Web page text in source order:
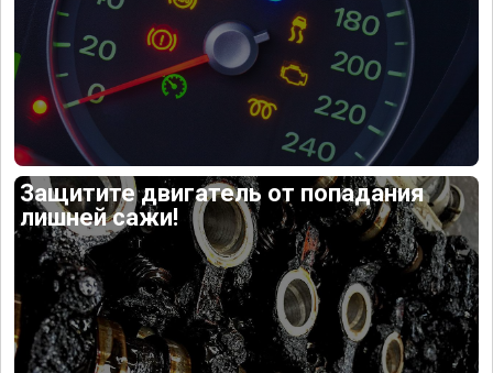
Защитите двигатель от попадания
лишней сажи!